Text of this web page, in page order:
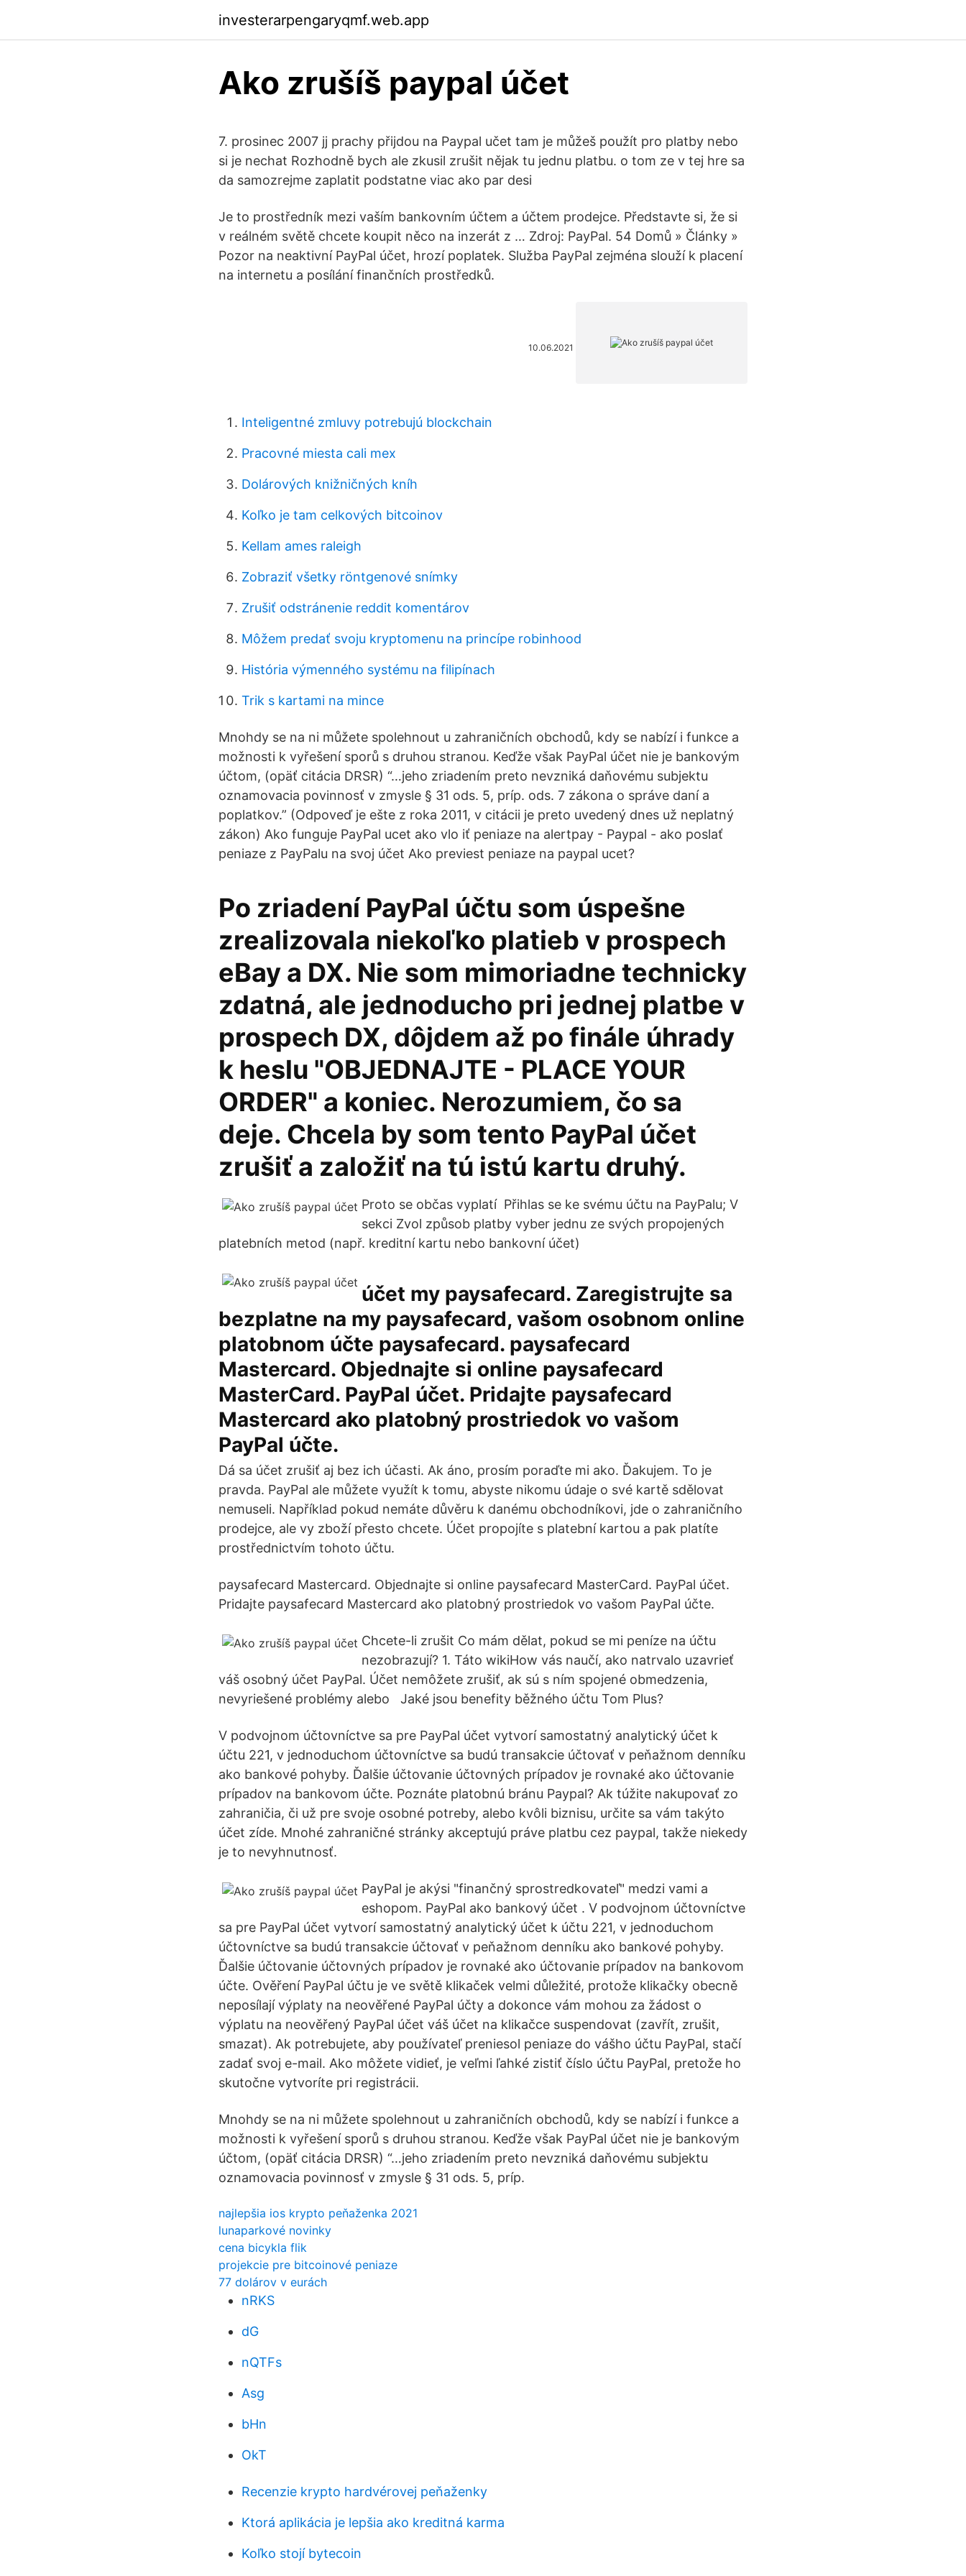
investerarpengaryqmf.web.app
Ako zrušíš paypal účet
7. prosinec 2007 jj prachy přijdou na Paypal učet tam je můžeš použít pro platby nebo
si je nechat Rozhodně bych ale zkusil zrušit nějak tu jednu platbu. o tom ze v tej hre sa
da samozrejme zaplatit podstatne viac ako par desi
Je to prostředník mezi vaším bankovním účtem a účtem prodejce. Představte si, že si
v reálném světě chcete koupit něco na inzerát z … Zdroj: PayPal. 54 Domů » Články »
Pozor na neaktivní PayPal účet, hrozí poplatek. Služba PayPal zejména slouží k placení
na internetu a posílání finančních prostředků.
10.06.2021
Inteligentné zmluvy potrebujú blockchain
Pracovné miesta cali mex
Dolárových knižničných kníh
Koľko je tam celkových bitcoinov
Kellam ames raleigh
Zobraziť všetky röntgenové snímky
Zrušiť odstránenie reddit komentárov
Môžem predať svoju kryptomenu na princípe robinhood
História výmenného systému na filipínach
Trik s kartami na mince
Mnohdy se na ni můžete spolehnout u zahraničních obchodů, kdy se nabízí i funkce a
možnosti k vyřešení sporů s druhou stranou. Keďže však PayPal účet nie je bankovým
účtom, (opäť citácia DRSR) “…jeho zriadením preto nevzniká daňovému subjektu
oznamovacia povinnosť v zmysle § 31 ods. 5, príp. ods. 7 zákona o správe daní a
poplatkov.” (Odpoveď je ešte z roka 2011, v citácii je preto uvedený dnes už neplatný
zákon) Ako funguje PayPal ucet ako vlo iť peniaze na alertpay - Paypal - ako poslať
peniaze z PayPalu na svoj účet Ako previest peniaze na paypal ucet?
Po zriadení PayPal účtu som úspešne
zrealizovala niekoľko platieb v prospech
eBay a DX. Nie som mimoriadne technicky
zdatná, ale jednoducho pri jednej platbe v
prospech DX, dôjdem až po finále úhrady
k heslu "OBJEDNAJTE - PLACE YOUR
ORDER" a koniec. Nerozumiem, čo sa
deje. Chcela by som tento PayPal účet
zrušiť a založiť na tú istú kartu druhý.
Proto se občas vyplatí Přihlas se ke svému účtu na PayPalu; V
sekci Zvol způsob platby vyber jednu ze svých propojených
platebních metod (např. kreditní kartu nebo bankovní účet)
účet my paysafecard. Zaregistrujte sa
bezplatne na my paysafecard, vašom osobnom online
platobnom účte paysafecard. paysafecard
Mastercard. Objednajte si online paysafecard
MasterCard. PayPal účet. Pridajte paysafecard
Mastercard ako platobný prostriedok vo vašom
PayPal účte.
Dá sa účet zrušiť aj bez ich účasti. Ak áno, prosím poraďte mi ako. Ďakujem. To je
pravda. PayPal ale můžete využít k tomu, abyste nikomu údaje o své kartě sdělovat
nemuseli. Například pokud nemáte důvěru k danému obchodníkovi, jde o zahraničního
prodejce, ale vy zboží přesto chcete. Účet propojíte s platební kartou a pak platíte
prostřednictvím tohoto účtu.
paysafecard Mastercard. Objednajte si online paysafecard MasterCard. PayPal účet.
Pridajte paysafecard Mastercard ako platobný prostriedok vo vašom PayPal účte.
Chcete-li zrušit Co mám dělat, pokud se mi peníze na účtu
nezobrazují? 1. Táto wikiHow vás naučí, ako natrvalo uzavrieť
váš osobný účet PayPal. Účet nemôžete zrušiť, ak sú s ním spojené obmedzenia,
nevyriešené problémy alebo Jaké jsou benefity běžného účtu Tom Plus?
V podvojnom účtovníctve sa pre PayPal účet vytvorí samostatný analytický účet k
účtu 221, v jednoduchom účtovníctve sa budú transakcie účtovať v peňažnom denníku
ako bankové pohyby. Ďalšie účtovanie účtovných prípadov je rovnaké ako účtovanie
prípadov na bankovom účte. Poznáte platobnú bránu Paypal? Ak túžite nakupovať zo
zahraničia, či už pre svoje osobné potreby, alebo kvôli biznisu, určite sa vám takýto
účet zíde. Mnohé zahraničné stránky akceptujú práve platbu cez paypal, takže niekedy
je to nevyhnutnosť.
PayPal je akýsi "finančný sprostredkovateľ" medzi vami a
eshopom. PayPal ako bankový účet . V podvojnom účtovníctve
sa pre PayPal účet vytvorí samostatný analytický účet k účtu 221, v jednoduchom
účtovníctve sa budú transakcie účtovať v peňažnom denníku ako bankové pohyby.
Ďalšie účtovanie účtovných prípadov je rovnaké ako účtovanie prípadov na bankovom
účte. Ověření PayPal účtu je ve světě klikaček velmi důležité, protože klikačky obecně
neposílají výplaty na neověřené PayPal účty a dokonce vám mohou za žádost o
výplatu na neověřený PayPal účet váš účet na klikačce suspendovat (zavřít, zrušit,
smazat). Ak potrebujete, aby používateľ preniesol peniaze do vášho účtu PayPal, stačí
zadať svoj e-mail. Ako môžete vidieť, je veľmi ľahké zistiť číslo účtu PayPal, pretože ho
skutočne vytvoríte pri registrácii.
Mnohdy se na ni můžete spolehnout u zahraničních obchodů, kdy se nabízí i funkce a
možnosti k vyřešení sporů s druhou stranou. Keďže však PayPal účet nie je bankovým
účtom, (opäť citácia DRSR) “…jeho zriadením preto nevzniká daňovému subjektu
oznamovacia povinnosť v zmysle § 31 ods. 5, príp.
najlepšia ios krypto peňaženka 2021
lunaparkové novinky
cena bicykla flik
projekcie pre bitcoinové peniaze
77 dolárov v eurách
nRKS
dG
nQTFs
Asg
bHn
OkT
Recenzie krypto hardvérovej peňaženky
Ktorá aplikácia je lepšia ako kreditná karma
Koľko stojí bytecoin